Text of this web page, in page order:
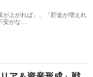
が上がれば」、「貯金が増えれ
安がな…